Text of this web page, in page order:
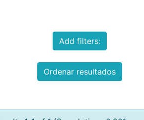
Add filters:
Ordenar resultados